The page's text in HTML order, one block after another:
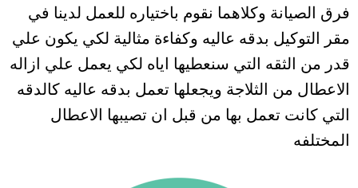
فرق الصيانة وكلاهما نقوم باختياره للعمل لدينا في
مقر التوكيل بدقه عاليه وكفاءة مثالية لكي يكون علي
قدر من الثقه التي سنعطيها اياه لكي يعمل علي ازاله
الاعطال من الثلاجة ويجعلها تعمل بدقه عاليه كالدقه
التي كانت تعمل بها من قبل ان تصيبها الاعطال
المختلفه